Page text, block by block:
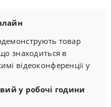
товар
знаходиться в
відеоконференції у
у робочі години